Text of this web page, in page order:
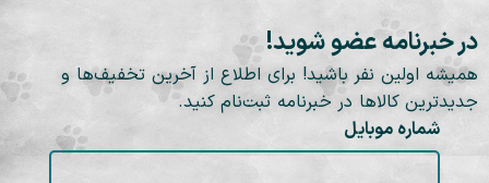
در خبرنامه عضو شوید!
همیشه اولین نفر باشید! برای اطلاع از آخرین تخفیف‌ها و
جدیدترین کالاها در خبرنامه ثبت‌نام کنید.
شماره موبایل